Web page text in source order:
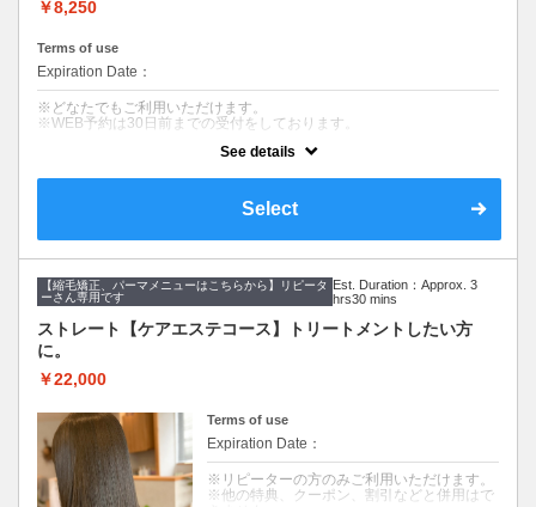
イルを提案します。
【美髪へアエステトリートメント】
９種類の栄養成分と補修成分、コーティング成分で健康的でツヤのある
髪を作ります。髪質やお悩みに合わせて仕上がりをカスタマイズできま
す。
￥8,250
Terms of use
Expiration Date：
※どなたでもご利用いただけます。
※WEB予約は30日前までの受付をしております。
髪のダメージやカラー履歴によって、十分な効果が得られない場合もご
※返答が必要なご質問は公式LINEからお問い合わせをお願いします。
クーポンについて
【コース内容】
デザインカット&血行促進スパ（10分）&シャンプー
【デザインカット】
髪のメンテナンスからイメージチェンジまで幅広くご要望に寄り添いま
す。
丁寧なカウンセリングでお悩みを解決し、お手入れのしやすいヘアスタ
イルを提案します。
10分のマッサージクリームを使ったヘッドスパです。
頭皮環境を守り、リラクゼーション効果があります。
See details
Select
【縮毛矯正、パーマメニューはこちらから】リピータ
ーさん専用です
Est. Duration：Approx. 3
hrs30 mins
ストレート【ケアエステコース】トリートメントしたい方
に。
￥22,000
Terms of use
Expiration Date：
※リピーターの方のみご利用いただけます。
※他の特典、クーポン、割引などと併用はで